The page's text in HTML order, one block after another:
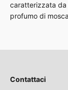
caratterizzata da
profumo di
Contattaci